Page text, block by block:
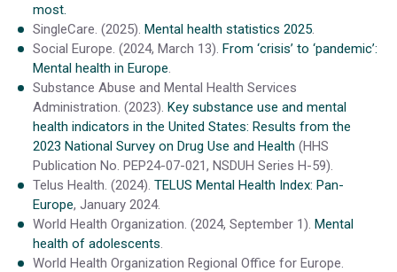
most.
SingleCare. (2025). Mental health statistics 2025.
Social Europe. (2024, March 13). From ‘crisis’ to ‘pandemic’:
Mental health in Europe.
Substance Abuse and Mental Health Services
Administration. (2023). Key substance use and mental
health indicators in the United States: Results from the
2023 National Survey on Drug Use and Health (HHS
Publication No. PEP24-07-021, NSDUH Series H-59).
Telus Health. (2024). TELUS Mental Health Index: Pan-
Europe, January 2024.
World Health Organization. (2024, September 1). Mental
health of adolescents.
World Health Organization Regional Office for Europe.